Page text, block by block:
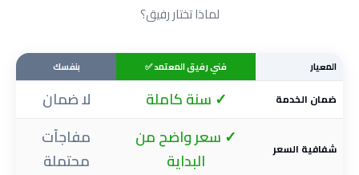
لماذا تختار رفيق؟
المعيار فني رفيق المعتمد ✅ بنفسك
ضمان الخدمة ✓ سنة كاملة لا ضمان
شفافية السعر
✓ سعر واضح من
البداية
مفاجآت
محتملة